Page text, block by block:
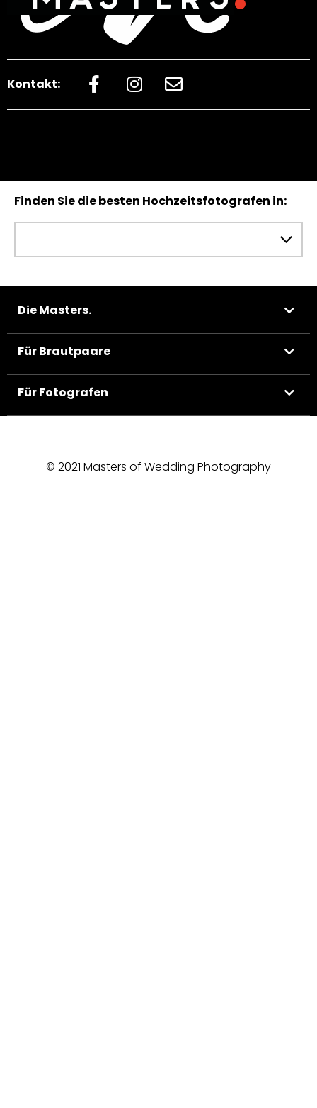
Kontakt:
Finden Sie die besten Hochzeitsfotografen in:
Die Masters.
Für Brautpaare
Für Fotografen
© 2021 Masters of Wedding Photography